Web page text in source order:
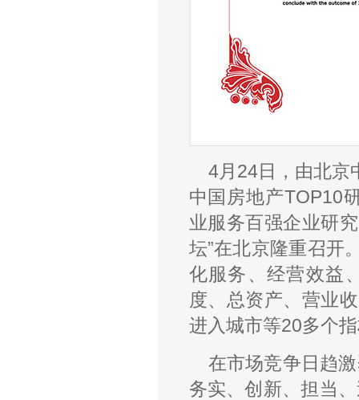
4月24日，由北京
中国房地产TOP10
业服务百强企业研
坛”在北京隆重召开
化服务、经营效益
度、总资产、营业
进入城市等20多个
在市场竞争日趋
务实、创新、担当